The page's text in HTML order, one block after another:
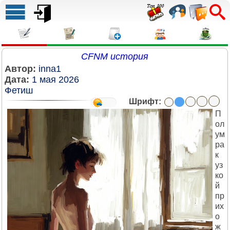
CFNM история
Автор: inna1
Дата: 1 мая 2026
Фетиш
Шрифт:
П
ол
ум
ра
к
уз
ко
й
пр
их
о
ж